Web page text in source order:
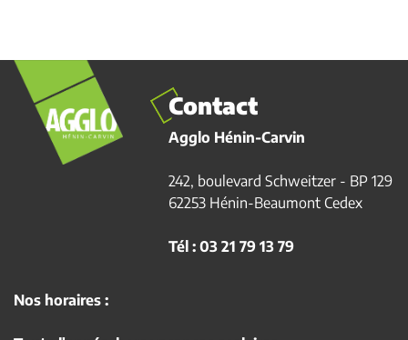
Contact
Agglo Hénin-Carvin
242, boulevard Schweitzer - BP 129
62253 Hénin-Beaumont Cedex
Tél : 03 21 79 13 79
Nos horaires :